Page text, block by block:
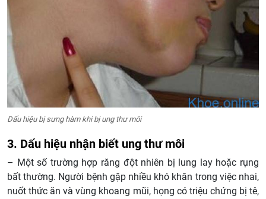
Dấu hiệu bị sưng hàm khi bị ung thư môi
3. Dấu hiệu nhận biết ung thư môi
– Một số trường hợp răng đột nhiên bị lung lay hoặc rụng
bất thường. Người bệnh gặp nhiều khó khăn trong việc nhai,
nuốt thức ăn và vùng khoang mũi, họng có triệu chứng bị tê,